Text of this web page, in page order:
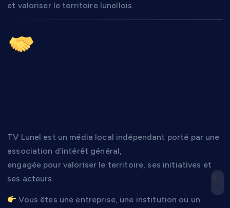
et valoriser le territoire lunellois.
TV Lunel est un média local indépendant porté par une
association d’intérêt général,
engagée pour valoriser le territoire, ses initiatives et
ses acteurs.
Vous êtes une entreprise, une institution ou un